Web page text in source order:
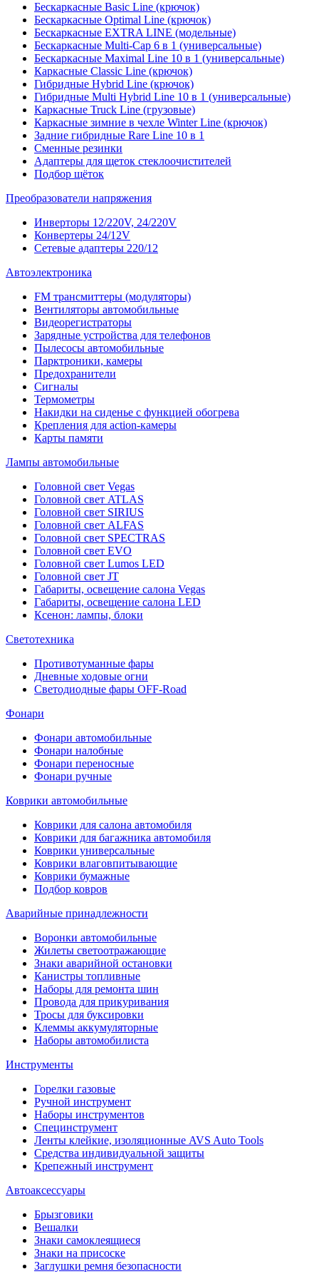
Бескаркасные Basic Line (крючок)
Бескаркасные Optimal Line (крючок)
Бескаркасные EXTRA LINE (модельные)
Бескаркасные Multi-Cap 6 в 1 (универсальные)
Бескаркасные Maximal Line 10 в 1 (универсальные)
Каркасные Classic Line (крючок)
Гибридные Hybrid Line (крючок)
Гибридные Multi Hybrid Line 10 в 1 (универсальные)
Каркасные Truck Line (грузовые)
Каркасные зимние в чехле Winter Line (крючок)
Задние гибридные Rare Line 10 в 1
Сменные резинки
Адаптеры для щеток стеклоочистителей
Подбор щёток
Преобразователи напряжения
Инверторы 12/220V, 24/220V
Конвертеры 24/12V
Сетевые адаптеры 220/12
Автоэлектроника
FM трансмиттеры (модуляторы)
Вентиляторы автомобильные
Видеорегистраторы
Зарядные устройства для телефонов
Пылесосы автомобильные
Парктроники, камеры
Предохранители
Сигналы
Термометры
Накидки на сиденье с функцией обогрева
Крепления для action-камеры
Карты памяти
Лампы автомобильные
Головной свет Vegas
Головной свет ATLAS
Головной свет SIRIUS
Головной свет ALFAS
Головной свет SPECTRAS
Головной свет EVO
Головной свет Lumos LED
Головной свет JT
Габариты, освещение салона Vegas
Габариты, освещение салона LED
Ксенон: лампы, блоки
Светотехника
Противотуманные фары
Дневные ходовые огни
Светодиодные фары OFF-Road
Фонари
Фонари автомобильные
Фонари налобные
Фонари переносные
Фонари ручные
Коврики автомобильные
Коврики для салона автомобиля
Коврики для багажника автомобиля
Коврики универсальные
Коврики влаговпитывающие
Коврики бумажные
Подбор ковров
Аварийные принадлежности
Воронки автомобильные
Жилеты светоотражающие
Знаки аварийной остановки
Канистры топливные
Наборы для ремонта шин
Провода для прикуривания
Тросы для буксировки
Клеммы аккумуляторные
Наборы автомобилиста
Инструменты
Горелки газовые
Ручной инструмент
Наборы инструментов
Специнструмент
Ленты клейкие, изоляционные AVS Auto Tools
Средства индивидуальной защиты
Крепежный инструмент
Автоаксессуары
Брызговики
Вешалки
Знаки самоклеящиеся
Знаки на присоске
Заглушки ремня безопасности